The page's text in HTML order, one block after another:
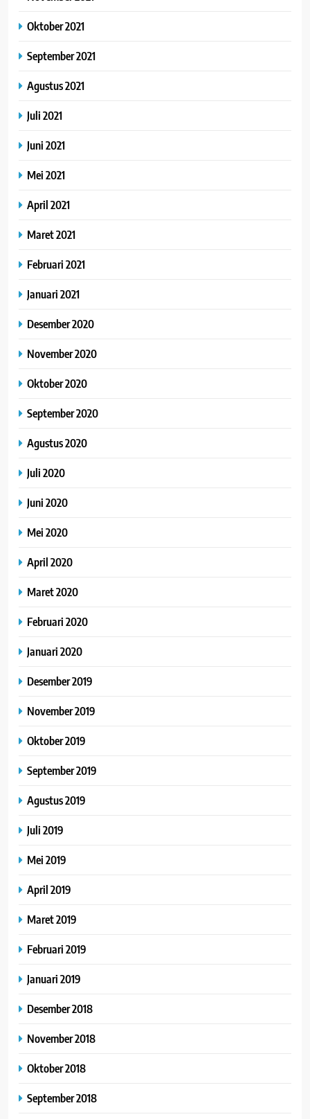
Oktober 2021
September 2021
Agustus 2021
Juli 2021
Juni 2021
Mei 2021
April 2021
Maret 2021
Februari 2021
Januari 2021
Desember 2020
November 2020
Oktober 2020
September 2020
Agustus 2020
Juli 2020
Juni 2020
Mei 2020
April 2020
Maret 2020
Februari 2020
Januari 2020
Desember 2019
November 2019
Oktober 2019
September 2019
Agustus 2019
Juli 2019
Mei 2019
April 2019
Maret 2019
Februari 2019
Januari 2019
Desember 2018
November 2018
Oktober 2018
September 2018